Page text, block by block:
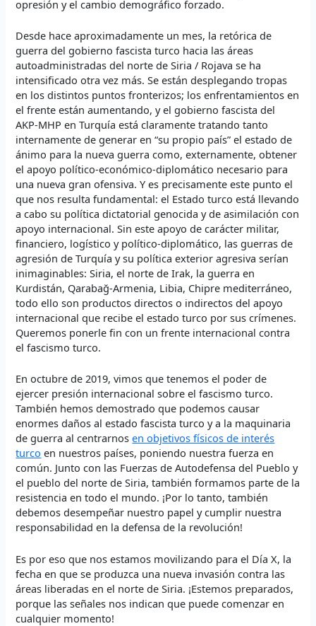
opresión y el cambio demográfico forzado.
Desde hace aproximadamente un mes, la retórica de
guerra del gobierno fascista turco hacia las áreas
autoadministradas del norte de Siria / Rojava se ha
intensificado otra vez más. Se están desplegando tropas
en los distintos puntos fronterizos; los enfrentamientos en
el frente están aumentando, y el gobierno fascista del
AKP-MHP en Turquía está claramente tratando tanto
internamente de generar en “su propio país” el estado de
ánimo para la nueva guerra como, externamente, obtener
el apoyo político-económico-diplomático necesario para
una nueva gran ofensiva. Y es precisamente este punto el
que nos resulta fundamental: el Estado turco está llevando
a cabo su política dictatorial genocida y de asimilación con
apoyo internacional. Sin este apoyo de carácter militar,
financiero, logístico y político-diplomático, las guerras de
agresión de Turquía y su política exterior agresiva serían
inimaginables: Siria, el norte de Irak, la guerra en
Kurdistán, Qarabağ-Armenia, Libia, Chipre mediterráneo,
todo ello son productos directos o indirectos del apoyo
internacional que recibe el estado turco por sus crímenes.
Queremos ponerle fin con un frente internacional contra
el fascismo turco.
En octubre de 2019, vimos que tenemos el poder de
ejercer presión internacional sobre el fascismo turco.
También hemos demostrado que podemos causar
enormes daños al estado fascista turco y a la maquinaria
de guerra al centrarnosen objetivos físicos de interés
turco en nuestros países, poniendo nuestra fuerza en
común. Junto con las Fuerzas de Autodefensa del Pueblo y
el pueblo del norte de Siria, también formamos parte de la
resistencia en todo el mundo. ¡Por lo tanto, también
debemos desempeñar nuestro papel y cumplir nuestra
responsabilidad en la defensa de la revolución!
Es por eso que nos estamos movilizando para el Día X, la
fecha en que se produzca una nueva invasión contra las
áreas liberadas en el norte de Siria. ¡Estemos preparados,
porque las señales nos indican que puede comenzar en
cualquier momento!